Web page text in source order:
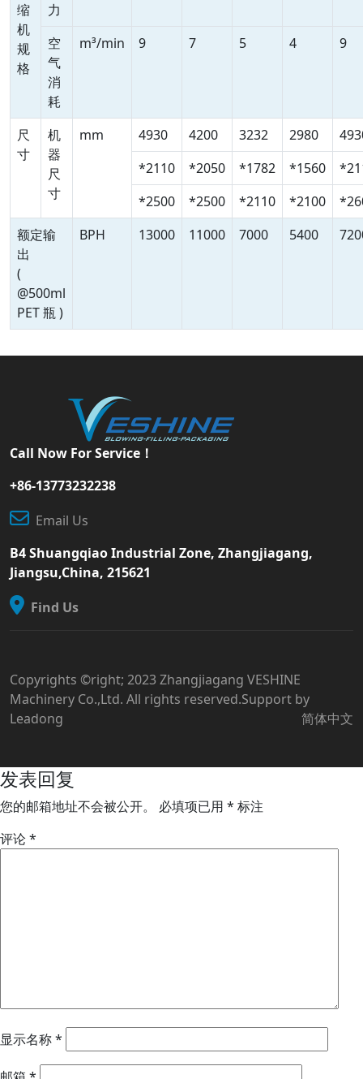
缩
机
规
格
力
空
气
消
耗
m³/min 9 7 5 4 9
尺
寸
机
器
尺
寸
mm 4930 4200 3232 2980
*2110
*2050 *1782 *1560
*2500
*2500 *2110 *2100
额定输
出
(
@500ml
PET 瓶 )
BPH 13000 11000 7000 5400
Call Now For Service！
+86-13773232238
Email Us
B4 Shuangqiao Industrial Zone, Zhangjiagang,
Jiangsu,China, 215621
Find Us
Copyrights ©right; 2023 Zhangjiagang VESHINE
Machinery Co.,Ltd. All rights reserved.Support by
Leadong
简体中文
发表回复
您的邮箱地址不会被公开。 必填项已用 * 标注
评论*
显示名称*